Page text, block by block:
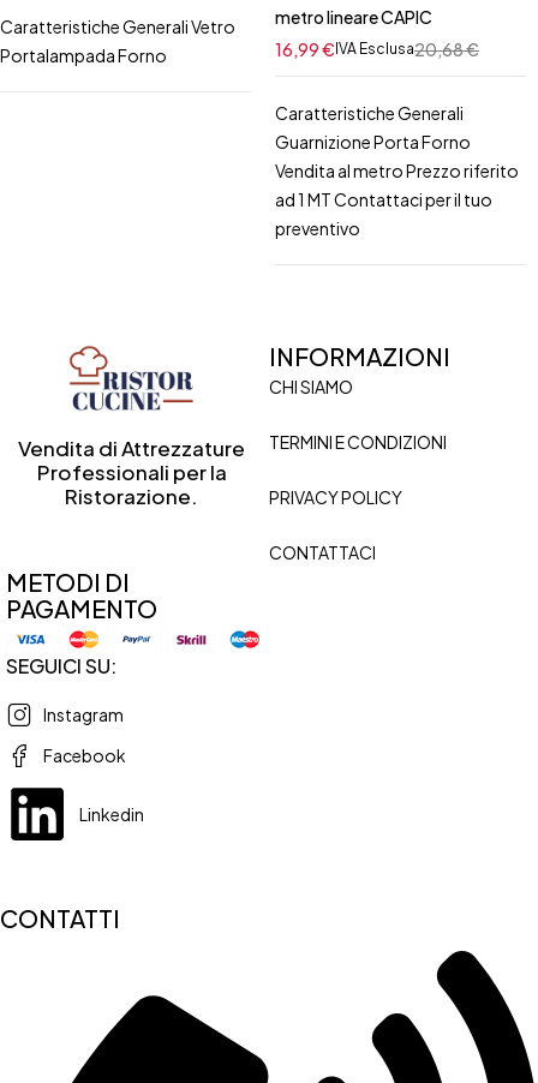
Caratteristiche Generali Vetro
Portalampada Forno
metro lineare CAPIC
20,68€
16,99€ IVA Esclusa
Caratteristiche Generali
Guarnizione Porta Forno
Vendita al metro Prezzo riferito
ad 1 MT Contattaci per il tuo
preventivo
Vendita di Attrezzature
Professionali per la
Ristorazione.
INFORMAZIONI
CHI SIAMO
TERMINI E CONDIZIONI
PRIVACY POLICY
CONTATTACI
METODI DI
PAGAMENTO
SEGUICI SU:
Instagram
Facebook
Linkedin
CONTATTI